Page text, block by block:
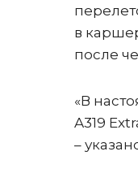
в
после
«В
A319
–